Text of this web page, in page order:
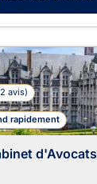
avis)
rapidement
d'Avocats